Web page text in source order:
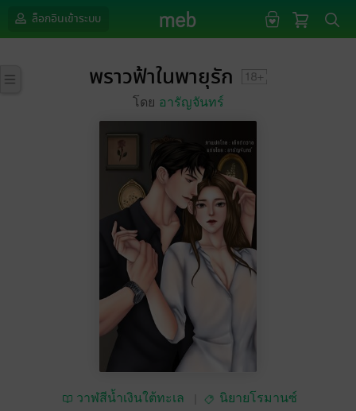
ล็อกอินเข้าระบบ
พราวฟ้าในพายุรัก
โดย อารัญจันทร์
วาฬสีน้ำเงินใต้ทะเล
นิยายโรมานซ์